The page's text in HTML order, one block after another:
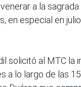
a la
en especial en
solicitó al MTC la
a lo largo de las